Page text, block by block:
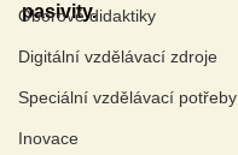
Oborové didaktiky
Digitální vzdělávací zdroje
Speciální vzdělávací potřeby
Inovace
pasivity.